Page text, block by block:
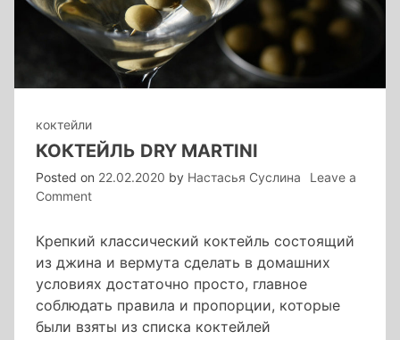
коктейли
КОКТЕЙЛЬ DRY MARTINI
Posted on 22.02.2020 by Настасья Суслина
Leave a
Commenton
Dry
Martini
Крепкий классический коктейль состоящий
из джина и вермута сделать в домашних
условиях достаточно просто, главное
соблюдать правила и пропорции, которые
были взяты из списка коктейлей